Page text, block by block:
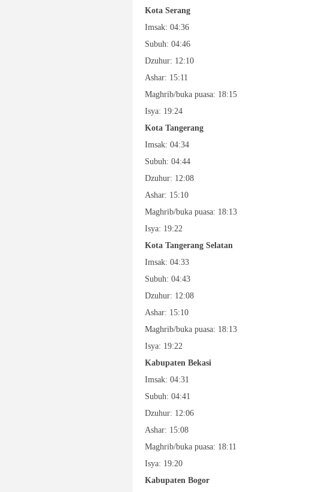
Kota Serang
Imsak: 04:36
Subuh: 04:46
Dzuhur: 12:10
Ashar: 15:11
Maghrib/buka puasa: 18:15
Isya: 19:24
Kota Tangerang
Imsak: 04:34
Subuh: 04:44
Dzuhur: 12:08
Ashar: 15:10
Maghrib/buka puasa: 18:13
Isya: 19:22
Kota Tangerang Selatan
Imsak: 04:33
Subuh: 04:43
Dzuhur: 12:08
Ashar: 15:10
Maghrib/buka puasa: 18:13
Isya: 19:22
Kabupaten Bekasi
Imsak: 04:31
Subuh: 04:41
Dzuhur: 12:06
Ashar: 15:08
Maghrib/buka puasa: 18:11
Isya: 19:20
Kabupaten Bogor